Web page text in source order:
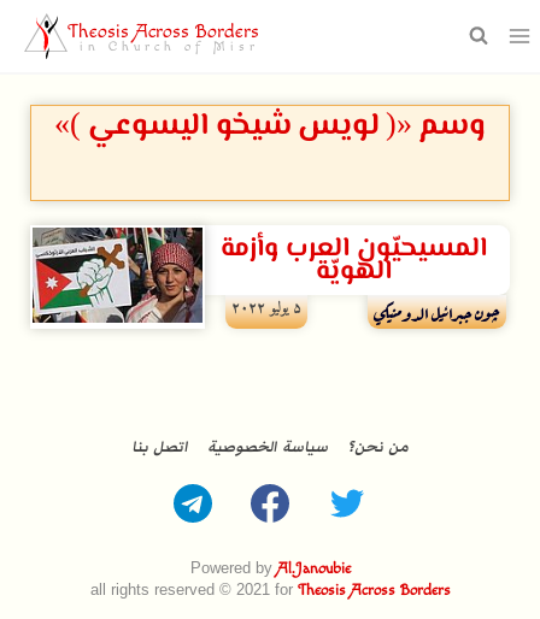
Theosis Across Borders
in Church of Misr
وسم «( لويس شيخو اليسوعي )»
المسيحيّون العرب وأزمة
الهويّة
چون جبرائيل الدومنيكي ۵ يوليو ۲۰۲۲
Powered by Al.Janoubie
all rights reserved © 2021 for Theosis Across Borders
من نحن؟ سياسة الخصوصية اتصل بنا